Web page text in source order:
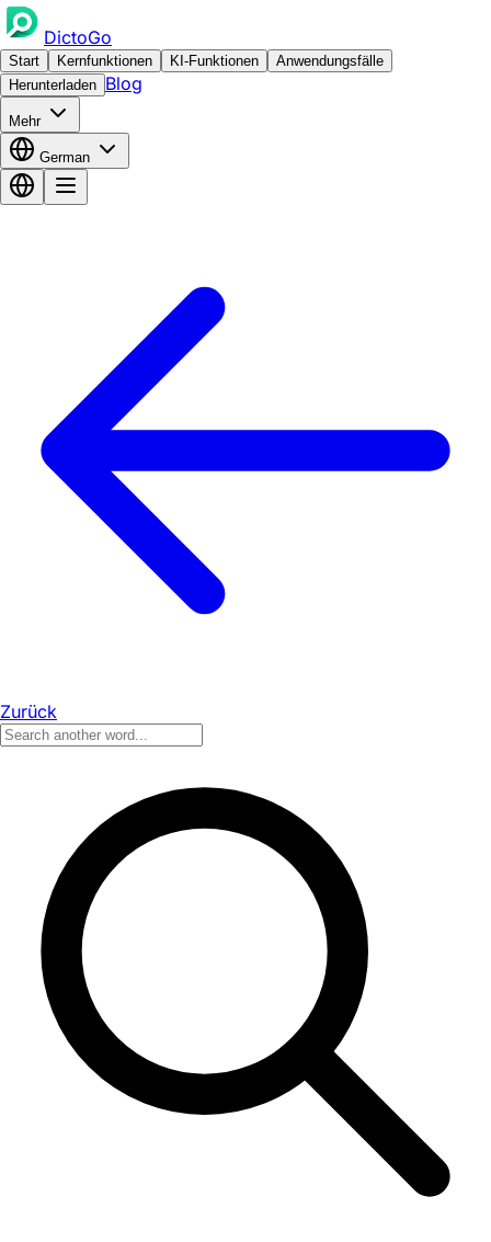
DictoGo
Start Kernfunktionen KI-Funktionen
Anwendungsfälle
Herunterladen Blog
Mehr
German
Zurück